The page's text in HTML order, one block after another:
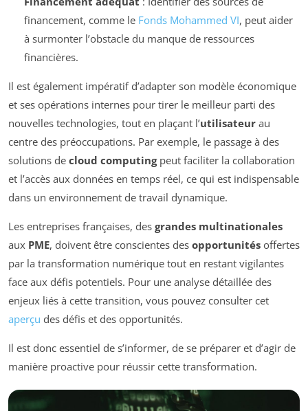
financement, comme le Fonds Mohammed VI, peut aider
à surmonter l’obstacle du manque de ressources
financières.
Il est également impératif d’adapter son modèle économique
et ses opérations internes pour tirer le meilleur parti des
nouvelles technologies, tout en plaçant l’utilisateur au
centre des préoccupations. Par exemple, le passage à des
solutions de cloud computingpeut faciliter la collaboration
et l’accès aux données en temps réel, ce qui est indispensable
dans un environnement de travail dynamique.
Les entreprises françaises, des grandes multinationales
aux PME, doivent être conscientes des opportunités offertes
par la transformation numérique tout en restant vigilantes
face aux défis potentiels. Pour une analyse détaillée des
enjeux liés à cette transition, vous pouvez consulter cet
aperçu des défis et des opportunités.
Il est donc essentiel de s’informer, de se préparer et d’agir de
manière proactive pour réussir cette transformation.